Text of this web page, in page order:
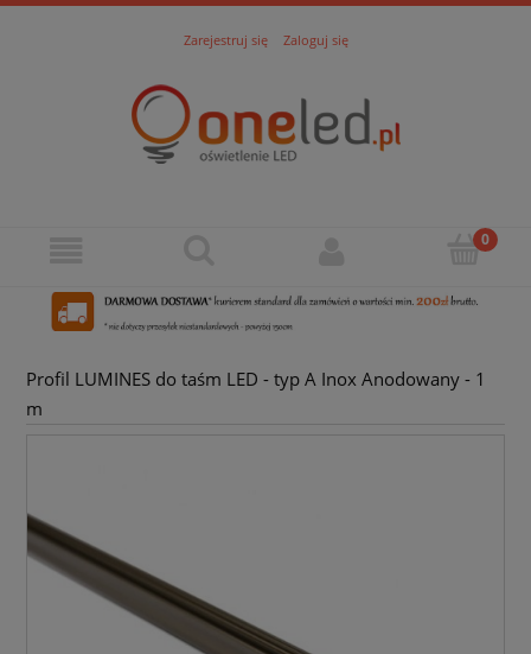
Zarejestruj się Zaloguj się
Profil LUMINES do taśm LED - typ A Inox Anodowany - 1
m